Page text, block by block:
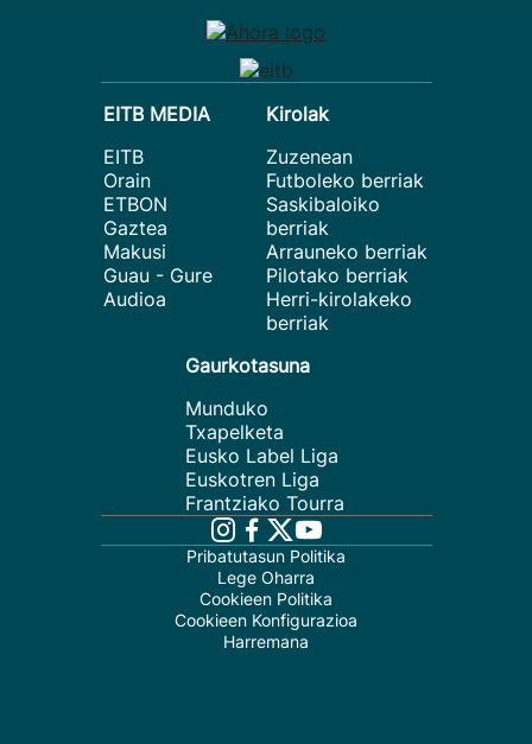
EITB MEDIA
EITB
Orain
ETBON
Gaztea
Makusi
Guau - Gure
Audioa
Kirolak
Zuzenean
Futboleko berriak
Saskibaloiko
berriak
Arrauneko berriak
Pilotako berriak
Herri-kirolakeko
berriak
Gaurkotasuna
Munduko
Txapelketa
Eusko Label Liga
Euskotren Liga
Frantziako Tourra
Pribatutasun Politika
Lege Oharra
Cookieen Politika
Cookieen Konfigurazioa
Harremana